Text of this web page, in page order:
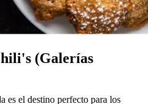
(Galerías
es el destino perfecto para los